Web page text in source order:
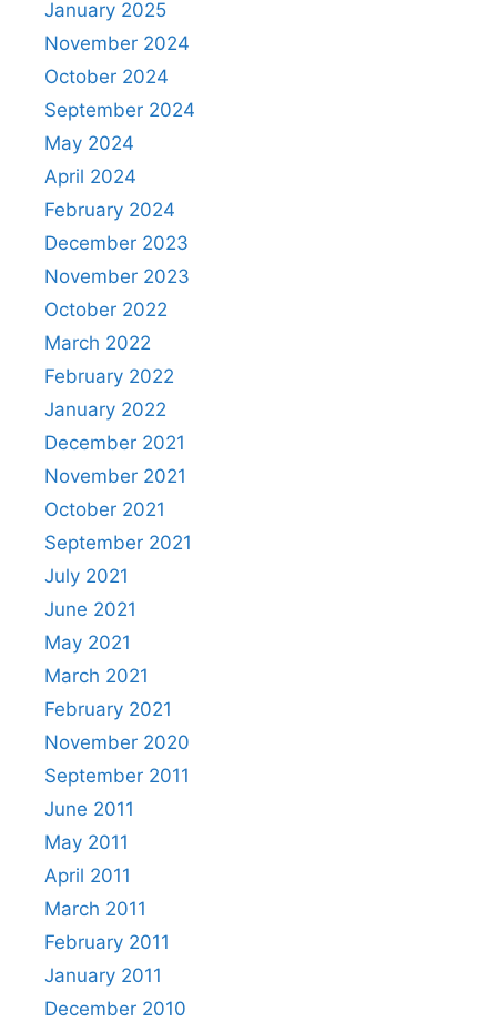
January 2025
November 2024
October 2024
September 2024
May 2024
April 2024
February 2024
December 2023
November 2023
October 2022
March 2022
February 2022
January 2022
December 2021
November 2021
October 2021
September 2021
July 2021
June 2021
May 2021
March 2021
February 2021
November 2020
September 2011
June 2011
May 2011
April 2011
March 2011
February 2011
January 2011
December 2010